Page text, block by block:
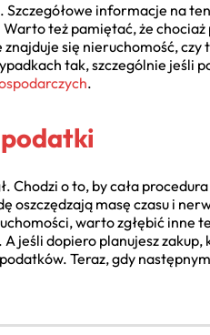
Szczegółowe informacje na
Warto też pamiętać, że
się nieruchomość,
tak, szczególnie jeśli
.
podatki
Chodzi o to, by cała
oszczędzają masę czasu i
warto zgłębić inne
jeśli dopiero planujesz zakup,
Teraz, gdy